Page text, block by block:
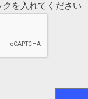
を入れてください